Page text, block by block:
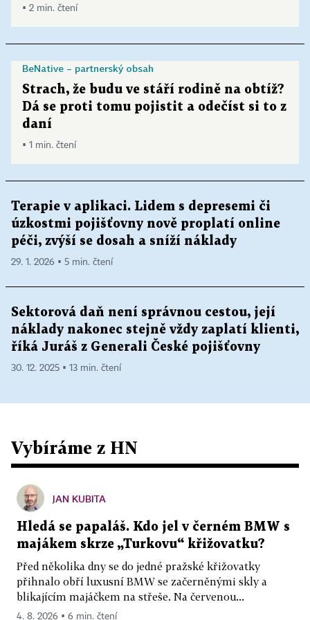
▪ 2 min. čtení
BeNative – partnerský obsah
Strach, že budu ve stáří rodině na obtíž?
Dá se proti tomu pojistit a odečíst si to z
daní
▪ 1 min. čtení
Terapie v aplikaci. Lidem s depresemi či
úzkostmi pojišťovny nově proplatí online
péči, zvýší se dosah a sníží náklady
29. 1. 2026 ▪ 5 min. čtení
Sektorová daň není správnou cestou, její
náklady nakonec stejně vždy zaplatí klienti,
říká Juráš z Generali České pojišťovny
30. 12. 2025 ▪ 13 min. čtení
Vybíráme z HN
JAN KUBITA
Hledá se papaláš. Kdo jel v černém BMW s
majákem skrze „Turkovu“ křižovatku?
Před několika dny se do jedné pražské křižovatky
přihnalo obří luxusní BMW se začerněnými skly a
blikajícím majáčkem na střeše. Na červenou...
4. 8. 2026 ▪ 6 min. čtení